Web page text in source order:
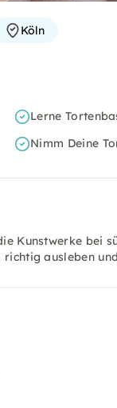
Köln
Lerne
Nimm Deine
Kunstwerke bei
ausleben